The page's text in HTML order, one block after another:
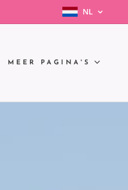
NL
MEER PAGINA'S